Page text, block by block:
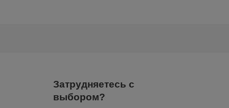
Затрудняетесь с
выбором?